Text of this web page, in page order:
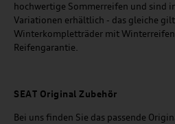
hochwertige Sommerreifen und sind
Variationen erhältlich - das gleiche
Winterkompletträder mit
Reifengarantie.
SEAT Original Zubehör
Bei uns finden Sie das passende